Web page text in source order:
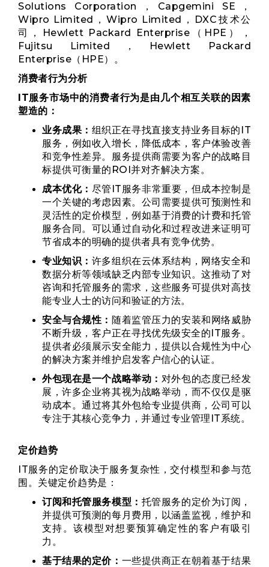
Solutions Corporation，Capgemini SE，
Wipro Limited，Wipro Limited，DXC技术公
司，Hewlett Packard Enterprise（HPE），
Fujitsu Limited，Hewlett Packard
Enterprise（HPE）。
消费者行为分析
IT服务市场中的消费者行为是由几个相互关联的因素
塑造的：
业务成果： 组织正在寻找直接支持业务目标的IT
服务，例如收入增长，降低成本，客户体验改善
和竞争性差异。服务提供商需要为客户的战略目
标提供可衡量的ROI并对齐解决方案。
成本优化： 尽管IT服务非常重要，但成本控制是
一个关键的考虑因素。公司需要提供可预测性和
灵活性的定价模型，例如基于消费的计费和托管
服务合同。可以通过自动化和过程改进来证明可
节省成本的明确的提供者具有竞争优势。
专业知识： 许多组织在云体系结构，网络安全和
数据分析等领域缺乏内部专业知识。这推动了对
咨询和托管服务的需求，这些服务可提供对高技
能专业人士的访问和验证的方法。
安全与合规性：随着监管压力的安装和网络威胁
不断升级，客户正在寻找优先级安全的IT服务。
提供者必须展示安全能力，提供以合规性为中心
的解决方案并维护启发客户信心的认证。
外包现在是一个战略举动： 对外包的态度已经发
展，许多企业将其视为战略举动，而不仅仅是驱
动成本。通过将其外包给专业提供商，公司可以
专注于其核心竞争力，并通过专业管理IT系统。
定价趋势
IT服务的定价取决于服务复杂性，交付模型和参与范
围。关键定价趋势是：
订阅和托管服务模型： 托管服务的定价为订阅，
并提供可预测的每月费用，以涵盖监视，维护和
支持。该模型对想要预算确定性的客户有吸引
力。
基于结果的定价： 一些提供商正在朝着基于结果